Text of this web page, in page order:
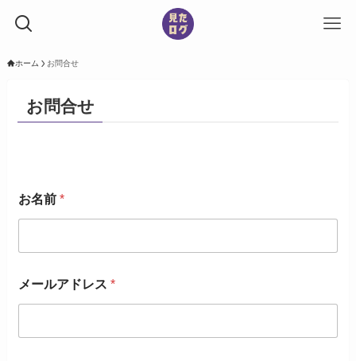
ホーム お問合せ
お問合せ
お名前*
メールアドレス*